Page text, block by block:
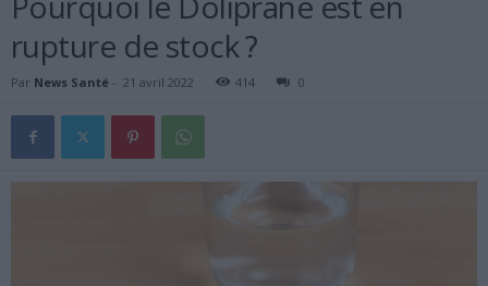
rupture de stock ?
Par News Santé - 21 avril 2022 414 0